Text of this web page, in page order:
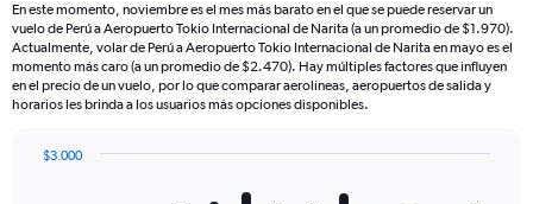
En este momento, noviembre es el mes más barato en el que se puede reservar un
vuelo de Perú a Aeropuerto Tokio Internacional de Narita (a un promedio de $1.970).
Actualmente, volar de Perú a Aeropuerto Tokio Internacional de Narita en mayo es el
momento más caro (a un promedio de $2.470). Hay múltiples factores que influyen
en el precio de un vuelo, por lo que comparar aerolíneas, aeropuertos de salida y
horarios les brinda a los usuarios más opciones disponibles.
$3.000